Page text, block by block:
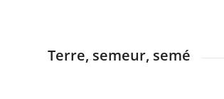
Terre, semeur, semé